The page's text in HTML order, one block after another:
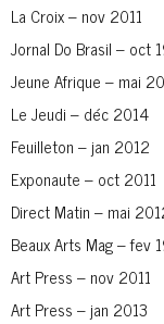
La Croix – nov 2011
Jornal Do Brasil – oct
Jeune Afrique – mai
Le Jeudi – déc 2014
Feuilleton – jan 2012
Exponaute – oct 2011
Direct Matin – mai
Beaux Arts Mag – fev
Art Press – nov 2011
Art Press – jan 2013